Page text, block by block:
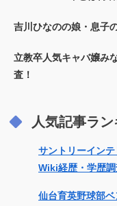
吉川ひなのの娘・息子
立教卒人気キャバ嬢み
査！
人気記事ラ
サントリーイン
Wiki経歴・学歴
仙台育英野球部